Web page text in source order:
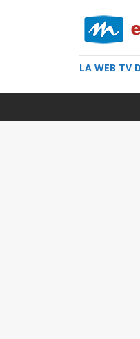
LA WEB TV